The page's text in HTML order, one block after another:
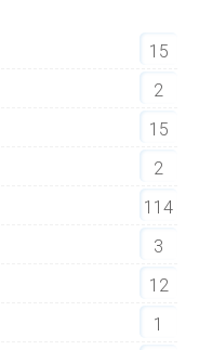
15
2
15
2
114
3
12
1